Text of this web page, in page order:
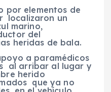
por elementos de
localizaron un
marino,
del
heridas de bala.
a paramédicos
al arribar al lugar y
herido
que ya no